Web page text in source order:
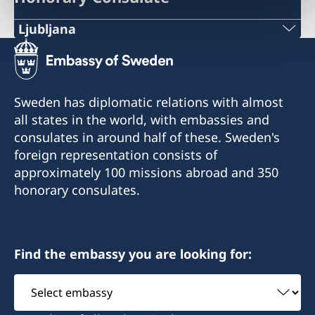
Ljubljana
Telephone:
+386 1-433 04 70
E-mail:
office.ljubljana@swe-consulate.si
Honorary Consulate General of Sweden
Kersnikova 6
Opening hours: Tuesday-Thursday 10.00-13.00
The consulate has no authorisation to issue
Sweden has diplomatic relations with almost
all states in the world, with embassies and
consulates in around half of these. Sweden's
foreign representation consists of
approximately 100 missions abroad and 350
honorary consulates.
Find the embassy you are looking for:
Select
embassy